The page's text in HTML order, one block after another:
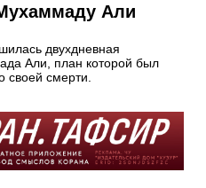
Али
двухдневная
Али, план которой был
смерти.